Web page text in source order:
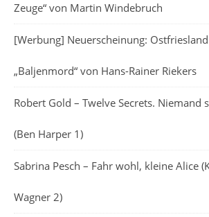
Zeuge“ von Martin Windebruch
[Werbung] Neuerscheinung:
„Baljenmord“ von Hans-Rainer Riekers
Robert Gold – Twelve Secrets. Niemand
(Ben Harper 1)
Sabrina Pesch – Fahr wohl, kleine Alice
Wagner 2)